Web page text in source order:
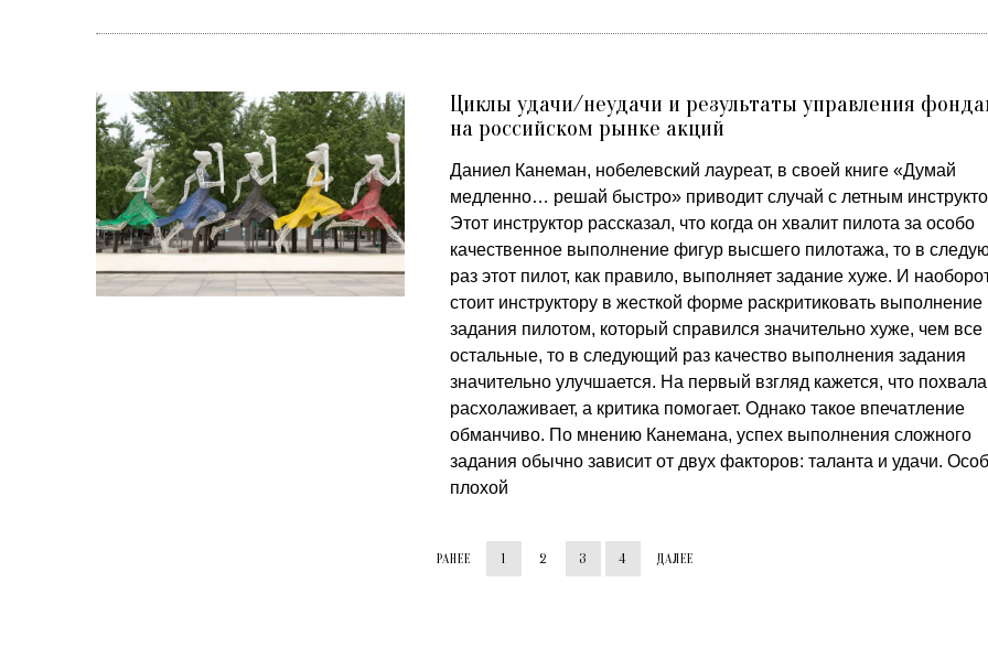
Циклы удачи/неудачи и результаты управления
на российском рынке акций
Даниел Канеман, нобелевский лауреат, в своей книге «Думай
медленно… решай быстро» приводит случай с летным
Этот инструктор рассказал, что когда он хвалит пилота за особо
качественное выполнение фигур высшего пилотажа, то в
раз этот пилот, как правило, выполняет задание хуже. И
стоит инструктору в жесткой форме раскритиковать выполнение
задания пилотом, который справился значительно хуже, чем все
остальные, то в следующий раз качество выполнения задания
значительно улучшается. На первый взгляд кажется, что похвала
расхолаживает, а критика помогает. Однако такое впечатление
обманчиво. По мнению Канемана, успех выполнения сложного
задания обычно зависит от двух факторов: таланта и удачи.
плохой
РАНЕЕ 1 2 3 4 ДАЛЕЕ